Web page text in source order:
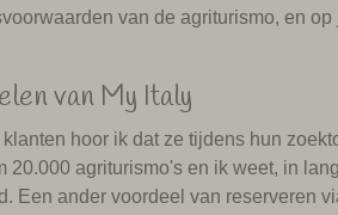
van de agriturismo, en
van My Italy
hoor ik dat ze tijdens hun
20.000 agriturismo's en ik weet, in
Een ander voordeel van reserveren